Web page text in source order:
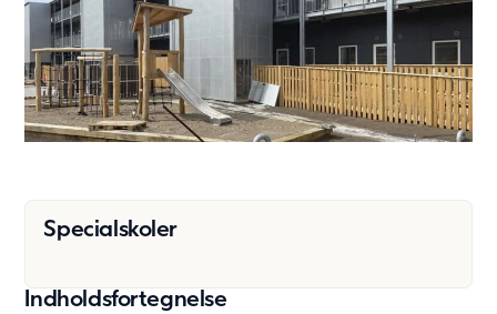
Beboelse
Ældreboliger
Modulløsninger
Modulserier
C40
Modulserier
Specialskoler
Indholdsfortegnelse